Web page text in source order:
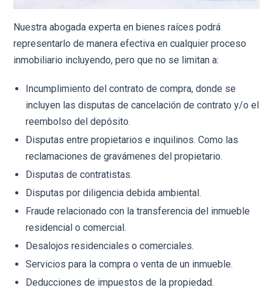
Nuestra abogada experta en bienes raíces podrá
representarlo de manera efectiva en cualquier proceso
inmobiliario incluyendo, pero que no se limitan a:
Incumplimiento del contrato de compra, donde se
incluyen las disputas de cancelación de contrato y/o el
reembolso del depósito.
Disputas entre propietarios e inquilinos. Como las
reclamaciones de gravámenes del propietario.
Disputas de contratistas.
Disputas por diligencia debida ambiental.
Fraude relacionado con la transferencia del inmueble
residencial o comercial.
Desalojos residenciales o comerciales.
Servicios para la compra o venta de un inmueble.
Deducciones de impuestos de la propiedad.